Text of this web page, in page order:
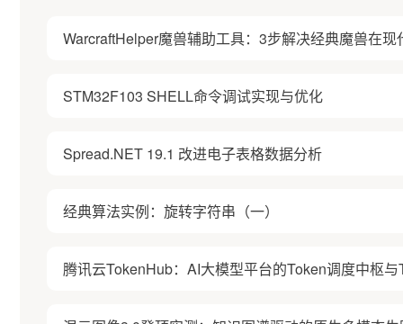
WarcraftHelper魔兽辅助工具：3步解决经典魔兽在
STM32F103 SHELL命令调试实现与优化
Spread.NET 19.1 改进电子表格数据分析
经典算法实例：旋转字符串（一）
腾讯云TokenHub：AI大模型平台的Token调度中枢